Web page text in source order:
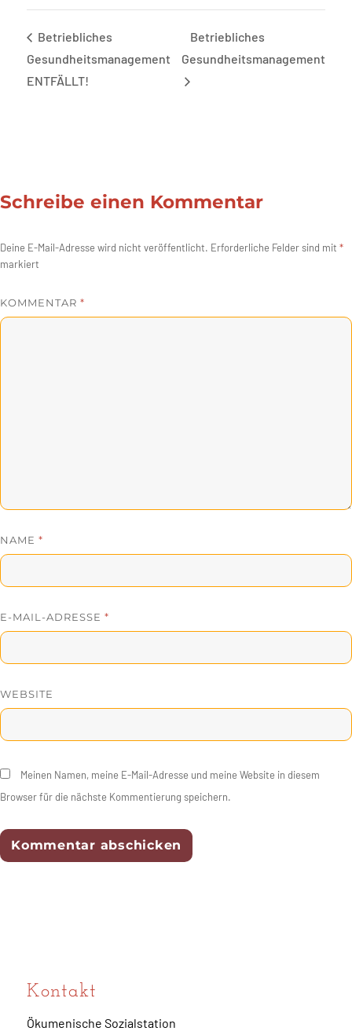
Betriebliches
Gesundheitsmanagement
ENTFÄLLT!
Betriebliches
Gesundheitsmanagement
Schreibe einen Kommentar
Deine E-Mail-Adresse wird nicht veröffentlicht. Erforderliche Felder sind mit *
markiert
KOMMENTAR *
NAME *
E-MAIL-ADRESSE *
WEBSITE
Meinen Namen, meine E-Mail-Adresse und meine Website in diesem
Browser für die nächste Kommentierung speichern.
Kontakt
Ökumenische Sozialstation